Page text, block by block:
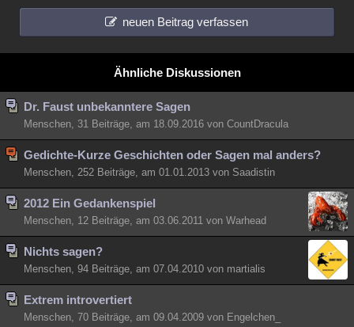
neuen Beitrag verfassen
Ähnliche Diskussionen
Dr. Faust unbekanntere Sagen
Menschen, 31 Beiträge, am 18.09.2016 von CountDracula
Gedichte-Kurze Geschichten oder Sagen mal anders?
Menschen, 252 Beiträge, am 01.01.2013 von Saadistin
2012 Ein Gedankenspiel
Menschen, 12 Beiträge, am 03.06.2011 von Warhead
Nichts sagen?
Menschen, 94 Beiträge, am 07.04.2010 von martialis
Extrem introvertiert
Menschen, 70 Beiträge, am 09.04.2009 von Engelchen_